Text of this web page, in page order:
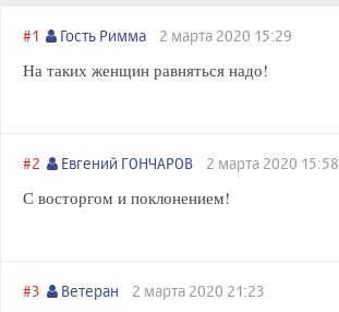
#1 Гость Римма 2 марта 2020 15:29
На таких женщин равняться надо!
#2 Евгений ГОНЧАРОВ 2 марта 2020 15:58
С восторгом и поклонением!
#3 Ветеран 2 марта 2020 21:23